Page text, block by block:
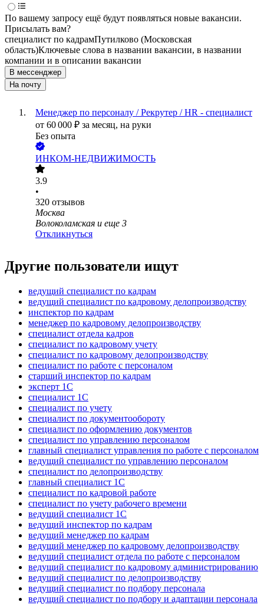
По вашему запросу ещё будут появляться новые вакансии.
Присылать вам?
специалист по кадрамПутилково (Московская
область)Ключевые слова в названии вакансии, в названии
компании и в описании вакансии
В мессенджер
На почту
Менеджер по персоналу / Рекрутер / HR - специалист
от 60 000 ₽ за месяц, на руки
Без опыта
ИНКОМ-НЕДВИЖИМОСТЬ
3.9
•
320 отзывов
Москва
Волоколамская и еще 3
Откликнуться
Другие пользователи ищут
ведущий специалист по кадрам
ведущий специалист по кадровому делопроизводству
инспектор по кадрам
менеджер по кадровому делопроизводству
специалист отдела кадров
специалист по кадровому учету
специалист по кадровому делопроизводству
специалист по работе с персоналом
старший инспектор по кадрам
эксперт 1С
специалист 1С
специалист по учету
специалист по документообороту
специалист по оформлению документов
специалист по управлению персоналом
главный специалист управления по работе с персоналом
ведущий специалист по управлению персоналом
специалист по делопроизводству
главный специалист 1С
специалист по кадровой работе
специалист по учету рабочего времени
ведущий специалист 1С
ведущий инспектор по кадрам
ведущий менеджер по кадрам
ведущий менеджер по кадровому делопроизводству
ведущий специалист отдела по работе с персоналом
ведущий специалист по кадровому администрированию
ведущий специалист по делопроизводству
ведущий специалист по подбору персонала
ведущий специалист по подбору и адаптации персонала